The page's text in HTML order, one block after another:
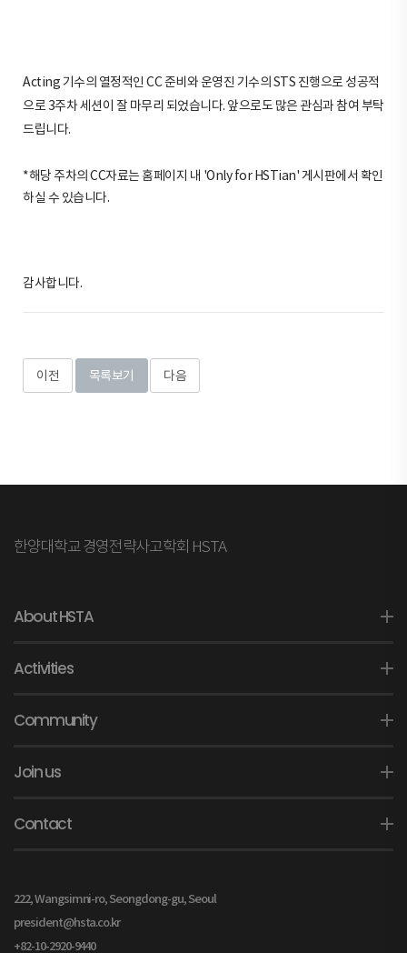
Acting 기수의 열정적인 CC 준비와 운영진 기수의 STS 진행으로 성공적
으로 3주차 세션이 잘 마무리 되었습니다. 앞으로도 많은 관심과 참여 부탁
드립니다.
*해당 주차의 CC자료는 홈페이지 내 'Only for HSTian' 게시판에서 확인
하실 수 있습니다.
감사합니다.
이전 목록보기 다음
한양대학교 경영전략사고학회 HSTA
About HSTA
Activities
Community
Join us
Contact
222, Wangsimni-ro, Seongdong-gu, Seoul
president@hsta.co.kr
+82-10-2920-9440